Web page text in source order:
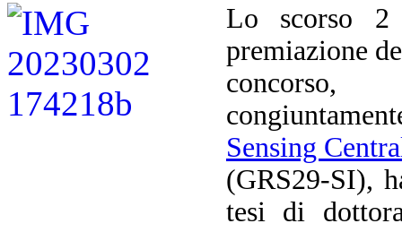
Lo scorso
premiazione
concorso,
Sensing
(GRS29-SI),
tesi di